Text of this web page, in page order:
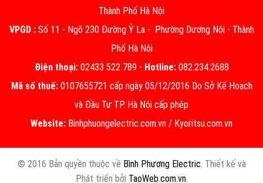
Thành Phố Hà Nội
VPGD :Số 11 - Ngõ 230 Đường Ỷ La - Phường Dương Nội - Thành
Phố Hà Nội
Điện thoại:02433 522 789 - Hotline:082.234.2688
Mã số thuế:0107655721 cấp ngày 05/12/2016 Do Sở Kế Hoạch
và Đầu Tư TP. Hà Nội cấp phép
Website: Binhphuongelectric.com.vn / Kyoritsu.com.vn
© 2016 Bản quyền thuộc về Bình Phương Electric. Thiết kế và
Phát triển bởi TaoWeb.com.vn.